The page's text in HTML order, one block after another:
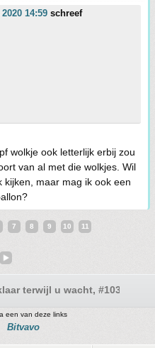
14:59 schreef
wolkje ook letterlijk erbij zou
van al met die wolkjes. Wil
maar mag ik ook een
7 8 9 10 11
terwijl u wacht, #103
een van deze links
Bitvavo